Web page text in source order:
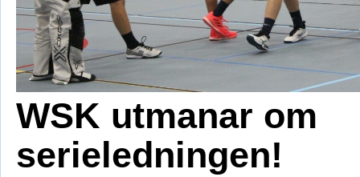
WSK utmanar om
serieledningen!